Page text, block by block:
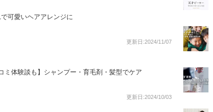
可愛いヘアアレンジに
更新日:2024/11/07
ミ体験談も】シャンプー・育毛剤・髪型でケア
更新日:2024/10/03